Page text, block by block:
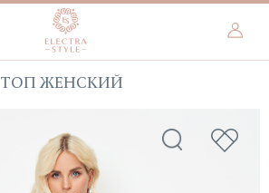
ТОП ЖЕНСКИЙ